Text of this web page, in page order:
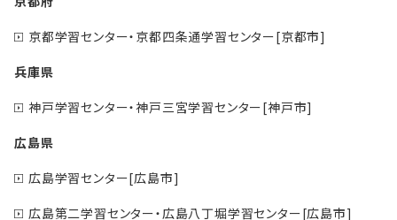
京都学習センター・京都四条通学習センター[京都市]
兵庫県
神戸学習センター・神戸三宮学習センター[神戸市]
広島県
広島学習センター[広島市]
広島第二学習センター・広島八丁堀学習センター[広島市]